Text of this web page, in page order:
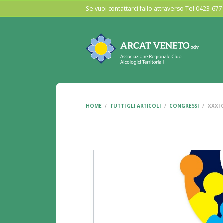
Se vuoi contattarci fallo attraverso Tel 0423-
HOME TUTTI GLI ARTICOLI CONGRESSI XXXI